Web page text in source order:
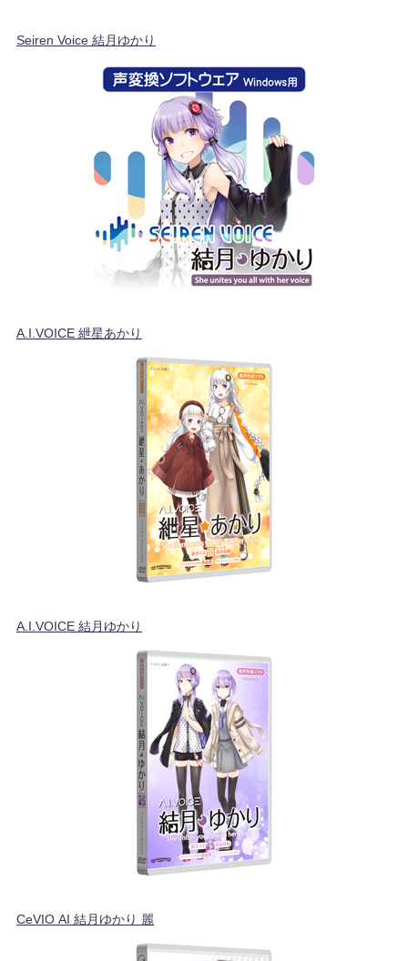
Seiren Voice 結月ゆかり
A.I.VOICE 紲星あかり
A.I.VOICE 結月ゆかり
CeVIO AI 結月ゆかり 麗